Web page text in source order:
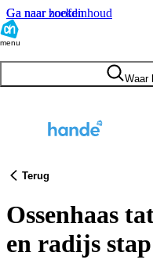
Ga naar hoofdinhoud
Ga naar zoeken
menu
Waar
Terug
Ossenhaas
en radijs